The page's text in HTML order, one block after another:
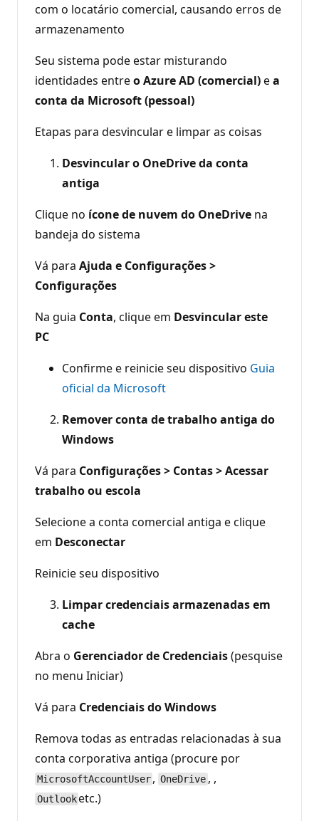
com o locatário comercial, causando erros de
armazenamento
Seu sistema pode estar misturando
identidades entreo Azure AD (comercial)ea
conta da Microsoft (pessoal)
Etapas para desvincular e limpar as coisas
Desvincular o OneDrive da conta
antiga
Clique no ícone de nuvem do OneDrive na
bandeja do sistema
Vá para Ajuda e Configurações >
Configurações
Na guia Conta, clique em Desvincular este
PC
Confirme e reinicie seu dispositivo Guia
oficial da Microsoft
Remover conta de trabalho antiga do
Windows
Vá para Configurações > Contas > Acessar
trabalho ou escola
Selecione a conta comercial antiga e clique
em Desconectar
Reinicie seu dispositivo
Limpar credenciais armazenadas em
cache
Abra o Gerenciador de Credenciais(pesquise
no menu Iniciar)
Vá para Credenciais do Windows
Remova todas as entradas relacionadas à sua
conta corporativa antiga (procure por
MicrosoftAccountUser , OneDrive , ,
Outlooketc.)